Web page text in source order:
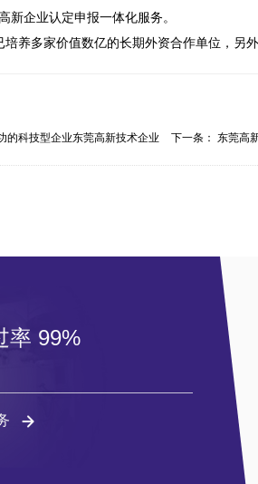
新企业认定申报一体化服务。
养多家价值数亿的长期外资合作单位，另
的科技型企业东莞高新技术企业
下一条： 东莞高
率 99%